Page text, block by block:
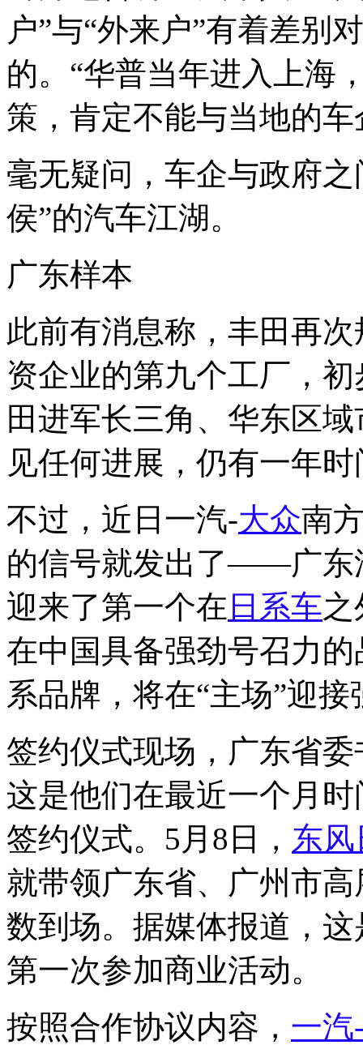
户”与“外来户”有着差别
的。“华普当年进入上海
策，肯定不能与当地的车
毫无疑问，车企与政府
侯”的汽车江湖。
广东样本
此前有消息称，丰田再
资企业的第九个工厂，
田进军长三角、华东区
见任何进展，仍有一年
不过，近日一汽-大众南
的信号就发出了——广东
迎来了第一个在 日系车
在中国具备强劲号召力
系品牌，将在“主场”迎
签约仪式现场，广东省
这是他们在最近一个月
签约仪式。5月8日， 东
就带领广东省、广州市
数到场。据媒体报道，
第一次参加商业活动。
按照合作协议内容， 一汽